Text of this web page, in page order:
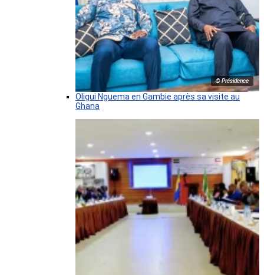
© Présidence
Oligui Nguema en Gambie après sa visite au
Ghana